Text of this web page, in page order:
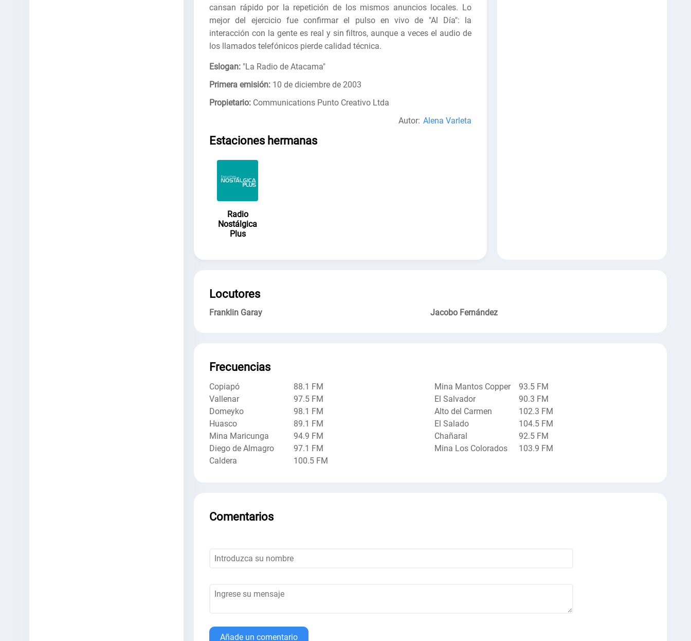
cansan rápido por la repetición de los mismos anuncios locales. Lo
mejor del ejercicio fue confirmar el pulso en vivo de "Al Día": la
interacción con la gente es real y sin filtros, aunque a veces el audio de
los llamados telefónicos pierde calidad técnica.
Eslogan: "La Radio de Atacama"
Primera emisión: 10 de diciembre de 2003
Propietario: Communications Punto Creativo Ltda
Autor: Alena Varleta
Estaciones hermanas
Radio
Nostálgica
Plus
Locutores
Franklin Garay Jacobo Fernández
Frecuencias
Copiapó
88.1 FM
Vallenar
97.5 FM
Domeyko
98.1 FM
Huasco
89.1 FM
Mina Maricunga
94.9 FM
Diego de Almagro
97.1 FM
Caldera
100.5 FM
Mina Mantos Copper
93.5 FM
El Salvador
90.3 FM
Alto del Carmen
102.3 FM
El Salado
104.5 FM
Chañaral
92.5 FM
Mina Los Colorados
103.9 FM
Comentarios
Añade un comentario